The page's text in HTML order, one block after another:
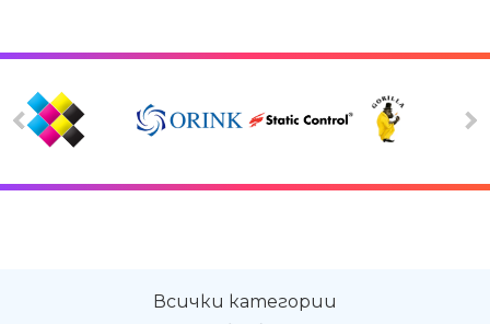
Всички категории